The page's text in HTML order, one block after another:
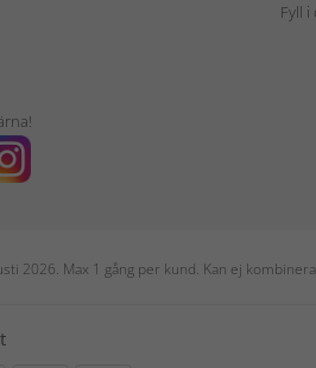
Fyll
2026. Max 1 gång per kund. Kan ej